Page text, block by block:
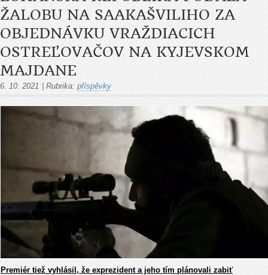
ŽALOBU NA SAAKAŠVILIHO ZA
OBJEDNÁVKU VRAŽDIACICH
OSTREĽOVAČOV NA KYJEVSKOM
MAJDANE
6. 10. 2021 Rubrika: příspěvky
Premiér tiež vyhlásil, že exprezident a jeho tím plánovali zabiť